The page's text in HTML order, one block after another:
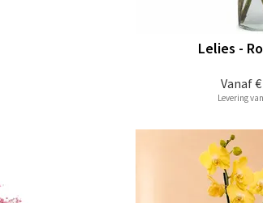
Vanaf
Lelies -
Levering